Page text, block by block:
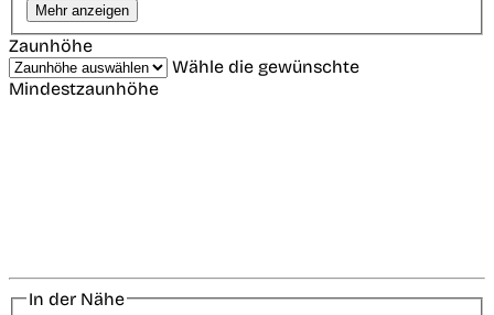
Mehr anzeigen
Zaunhöhe
Wähle die gewünschte
Mindestzaunhöhe
In der Nähe